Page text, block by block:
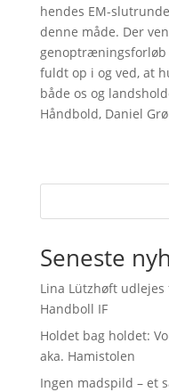
hendes EM-
denne måde. Der
genoptræningsforløb
fuldt op i og ved, at
både os og
Håndbold, Daniel
Seneste
Lina Lützhøft
Handboll IF
Holdet bag holdet:
aka. Hamistolen
Ingen madspild – et